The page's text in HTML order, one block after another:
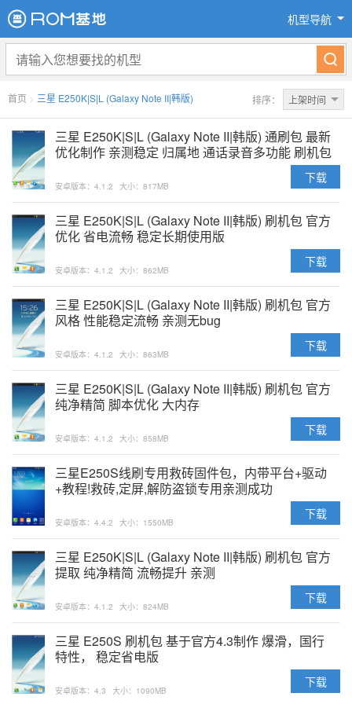
机型导航
首页 > 三星 E250K|S|L (Galaxy Note II|韩版) 排序： 上架时间
三星 E250K|S|L (Galaxy Note II|韩版) 通刷包 最新
优化制作 亲测稳定 归属地 通话录音多功能 刷机包
安卓版本：4.1.2 大小：817MB
下载
三星 E250K|S|L (Galaxy Note II|韩版) 刷机包 官方
优化 省电流畅 稳定长期使用版
安卓版本：4.1.2 大小：862MB
下载
三星 E250K|S|L (Galaxy Note II|韩版) 刷机包 官方
风格 性能稳定流畅 亲测无bug
安卓版本：4.1.2 大小：863MB
下载
三星 E250K|S|L (Galaxy Note II|韩版) 刷机包 官方
纯净精简 脚本优化 大内存
安卓版本：4.1.2 大小：858MB
下载
三星E250S线刷专用救砖固件包，内带平台+驱动
+教程!救砖,定屏,解防盗锁专用亲测成功
安卓版本：4.4.2 大小：1550MB
下载
三星 E250K|S|L (Galaxy Note II|韩版) 刷机包 官方
提取 纯净精简 流畅提升 亲测
安卓版本：4.1.2 大小：824MB
下载
三星 E250S 刷机包 基于官方4.3制作 爆滑，国行
特性， 稳定省电版
安卓版本：4.3 大小：1090MB
下载